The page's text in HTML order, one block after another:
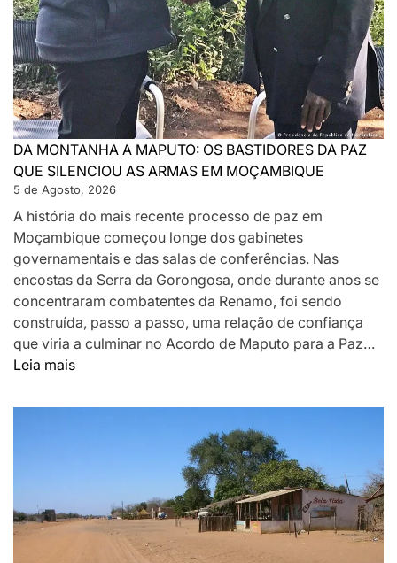
DA MONTANHA A MAPUTO: OS BASTIDORES DA PAZ
QUE SILENCIOU AS ARMAS EM MOÇAMBIQUE
5 de Agosto, 2026
A história do mais recente processo de paz em
Moçambique começou longe dos gabinetes
governamentais e das salas de conferências. Nas
encostas da Serra da Gorongosa, onde durante anos se
concentraram combatentes da Renamo, foi sendo
construída, passo a passo, uma relação de confiança
que viria a culminar no Acordo de Maputo para a Paz…
Leia mais:
MONTANHA
DA
PAZ